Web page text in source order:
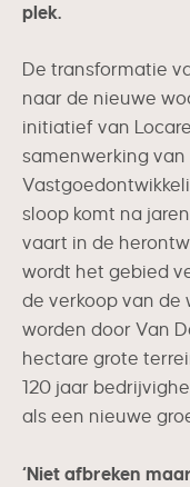
plek.
De transformatie
naar de nieuwe
initiatief van
samenwerking
sloop komt na
vaart in de
wordt het gebied
de verkoop van de
worden door Van
hectare grote
120 jaar
als een nieuwe
‘Niet afbreken